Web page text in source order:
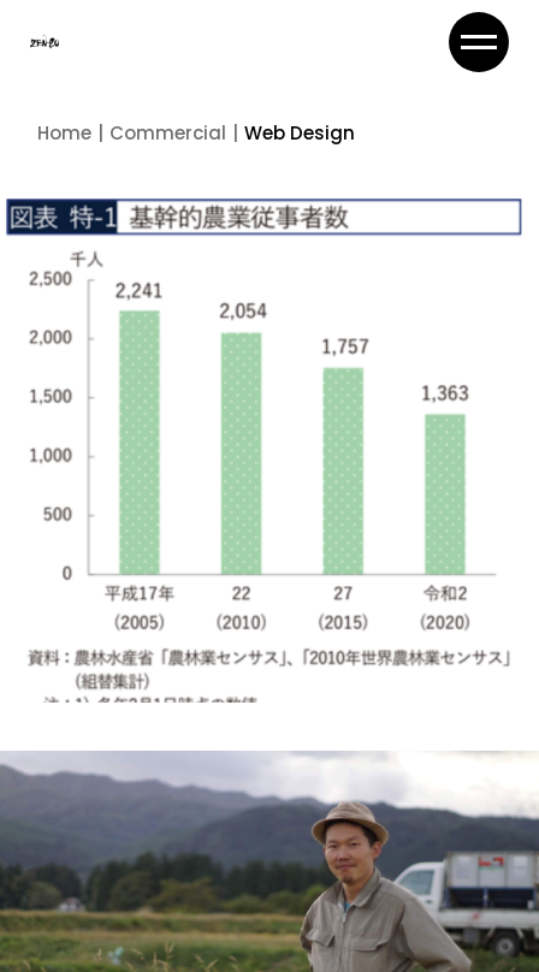
Home Commercial Web Design